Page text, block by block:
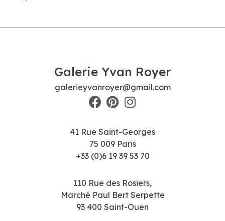
Galerie Yvan Royer
galerieyvanroyer@gmail.com
41 Rue Saint-Georges
75 009 Paris
+33 (0)6 19 39 53 70
110 Rue des Rosiers,
Marché Paul Bert Serpette
93 400 Saint-Ouen